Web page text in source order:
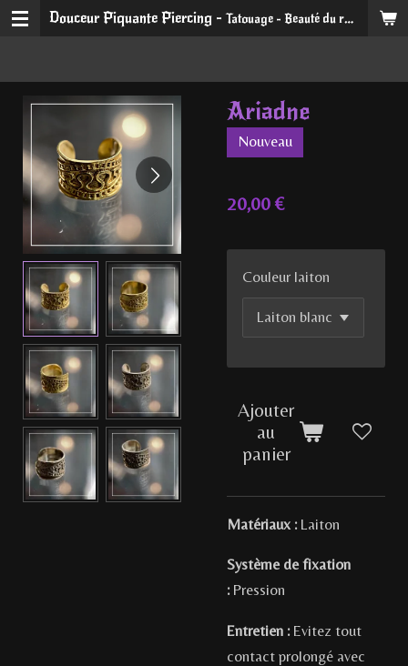
Passer
principal
Douceur Piquante Piercing -Tatouage - Beauté du regard et du sourire
Ariadne
Nouveau
20,00 €
Couleur laiton
Ajouter
au
panier
Matériaux : Laiton
Système de fixation
: Pression
Entretien :Evitez tout
contact prolongé avec